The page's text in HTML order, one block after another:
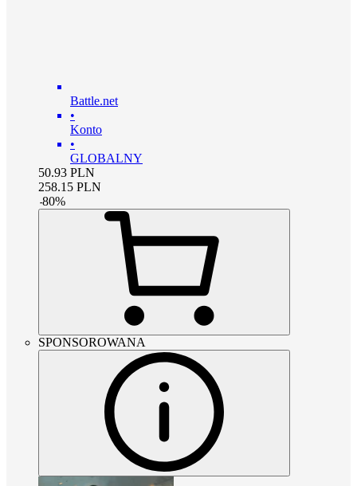
Battle.net
•
Konto
•
GLOBALNY
50.93 PLN
258.15 PLN
-80%
SPONSOROWANA